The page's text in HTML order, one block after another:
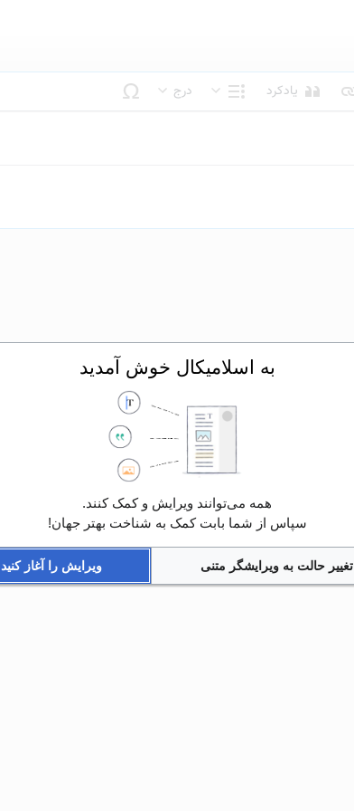
یادکرد
درج
به اسلامیکال خوش آمدید
همه می‌توانند ویرایش و کمک کنند.
سپاس از شما بابت کمک به شناخت بهتر جهان!
تغییر حالت به ویرایشگر متنی ویرایش را آغاز کنید